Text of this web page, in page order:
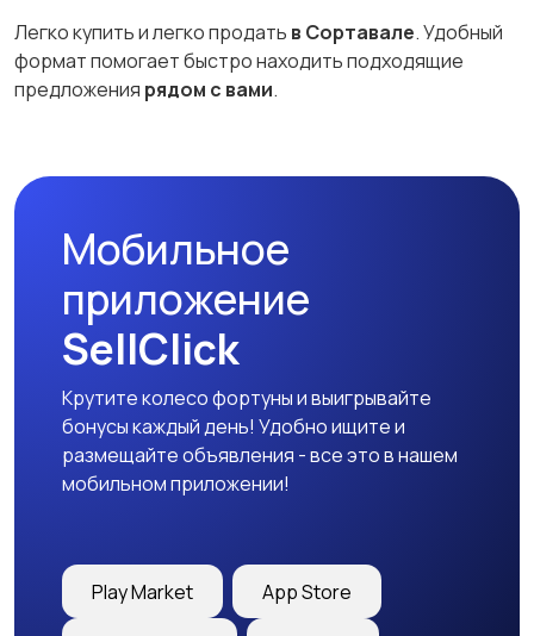
Легко купить и легко продать в Сортавале. Удобный
формат помогает быстро находить подходящие
предложения рядом с вами.
Мобильное
приложение
SellClick
Крутите колесо фортуны и выигрывайте
бонусы каждый день! Удобно ищите и
размещайте объявления - все это в нашем
мобильном приложении!
Play Market App Store